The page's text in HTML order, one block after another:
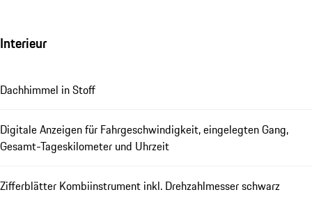
Interieur
Dachhimmel in Stoff
Digitale Anzeigen für Fahrgeschwindigkeit, eingelegten Gang,
Gesamt-Tageskilometer und Uhrzeit
Zifferblätter Kombiinstrument inkl. Drehzahlmesser schwarz